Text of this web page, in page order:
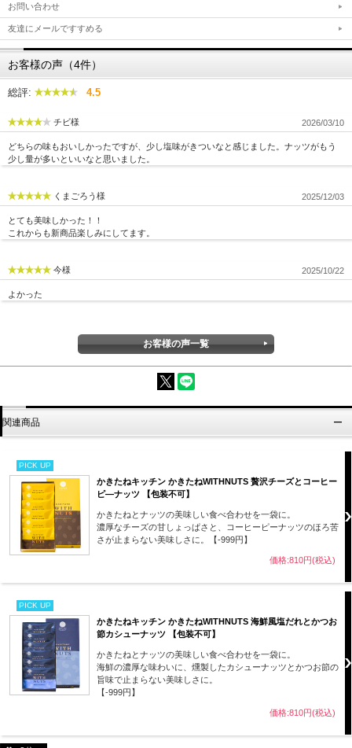
お問い合わせ
友達にメールですすめる
お客様の声（4件）
総評: 4.5
チビ様 2026/03/10
どちらの味もおいしかったですが、少し塩味がきついなと感じました。ナッツがもう
少し量が多いといいなと思いました。
くまごろう様 2025/12/03
とても美味しかった！！
これからも新商品楽しみにしてます。
今様 2025/10/22
よかった
お客様の声一覧
関連商品
PICK UP
かきたねキッチン かきたねWITHNUTS 贅沢チーズとコーヒー
ピ―ナッツ 【包装不可】
かきたねとナッツの美味しい食べ合わせを一袋に。
濃厚なチーズの甘しょっぱさと、コーヒーピーナッツのほろ苦
さが止まらない美味しさに。【-999円】
価格:810円(税込)
PICK UP
かきたねキッチン かきたねWITHNUTS 海鮮風塩だれとかつお
節カシューナッツ 【包装不可】
かきたねとナッツの美味しい食べ合わせを一袋に。
海鮮の濃厚な味わいに、燻製したカシューナッツとかつお節の
旨味で止まらない美味しさに。
【-999円】
価格:810円(税込)